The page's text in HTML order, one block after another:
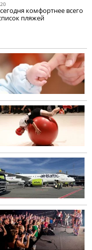
комфортнее всего
пляжей